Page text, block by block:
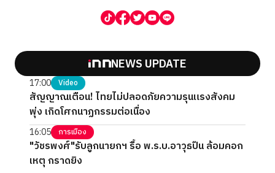
NEWS UPDATE
17:00 Video
สัญญาณเตือน! ไทยไม่ปลอดภัยความรุนแรงสังคม
พุ่ง เกิดโศกนาฏกรรมต่อเนื่อง
16:05 การเมือง
"วัชรพงศ์"รับลูกนายกฯ รื้อ พ.ร.บ.อาวุธปืน ล้อมคอก
เหตุ กราดยิง